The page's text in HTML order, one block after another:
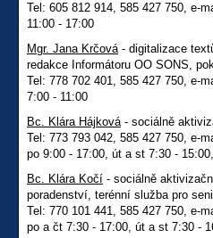
Tel: 605 812 914, 585 427 750, e-
11:00 - 17:00
Mgr. Jana Krčová- digitalizace
redakce Informátoru OO SONS,
Tel: 778 702 401, 585 427 750, e-
7:00 - 11:00
Bc. Klára Hájková- sociálně
Tel: 773 793 042, 585 427 750, e-
po 9:00 - 17:00, út a st 7:30 -
Bc. Klára Kočí - sociálně
poradenství, terénní služba pro
Tel: 770 101 441, 585 427 750, e-
po a čt 7:30 - 17:00, út a st 7:30 -